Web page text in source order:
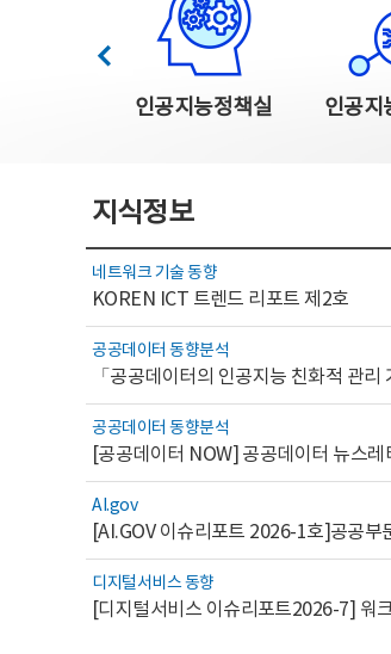
인공지능정책실 인공지
이전
지식정보
네트워크 기술 동향
KOREN ICT 트렌드 리포트 제2호
공공데이터 동향분석
「공공데이터의 인공지능 친화적 관
공공데이터 동향분석
[공공데이터 NOW] 공공데이터 뉴스레
AI.gov
디지털서비스 동향